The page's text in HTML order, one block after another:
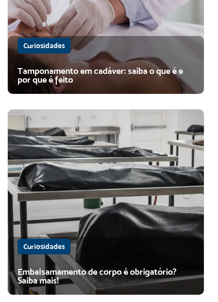
Curiosidades
Tamponamento em cadáver: saiba o que é e
por que é feito
Curiosidades
Embalsamamento de corpo é obrigatório?
Saiba mais!